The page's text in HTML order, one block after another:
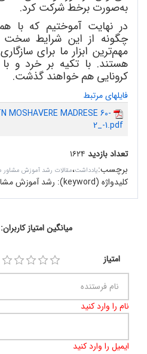
بهصورت برخط شرکت کرد.
در نهایت آموختیم که با
چگونه از این شرایط سخت
مهمترین ابزار ما برای
هستند. با تکیه بر خرد و
کرونایی هم خواهند گذشت.
فایلهای مرتبط
MADRESE 60-
2_-1.pdf
تعداد بازدید ۱۶۲۴
برچسب:یادداشت،مقالات رشد آموزش مشاور
کلیدواژه (keyword): رشد آموزش
میانگین امتیاز کاربران: 0.0 (0 رای)
امتیاز
نام را وارد کنید
ایمیل را وارد کنید